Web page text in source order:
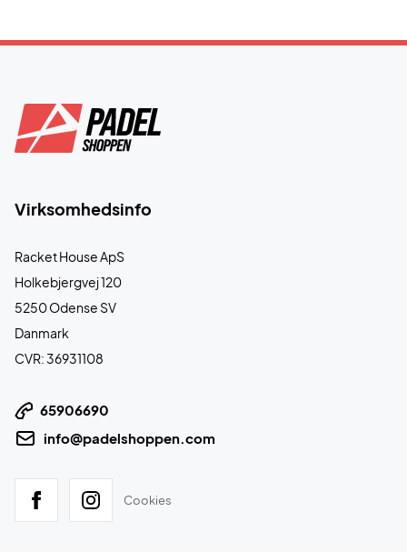
Virksomhedsinfo
Racket House ApS
Holkebjergvej 120
5250 Odense SV
Danmark
CVR: 36931108
65906690
info@padelshoppen.com
Cookies